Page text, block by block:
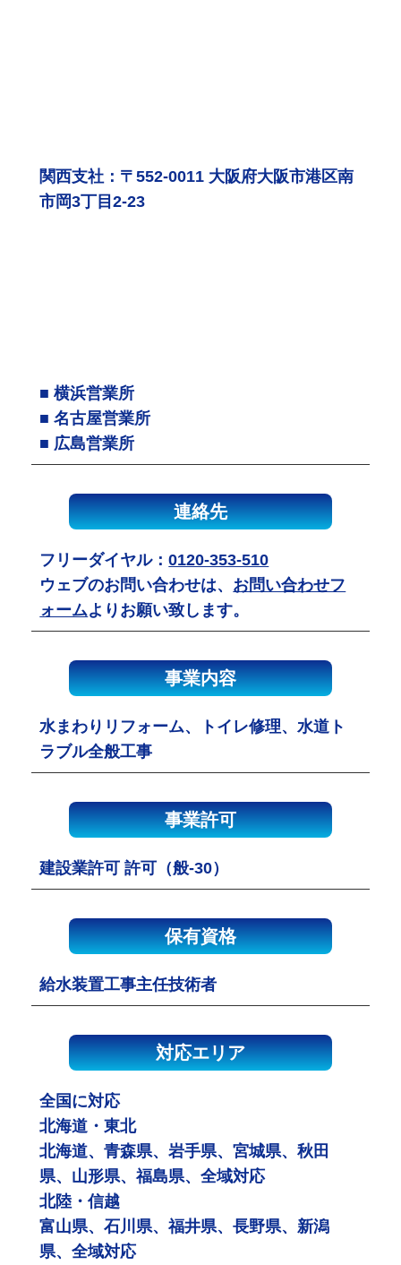
関西支社：〒552-0011 大阪府大阪市港区南
市岡3丁目2-23
■ 横浜営業所
■ 名古屋営業所
■ 広島営業所
連絡先
フリーダイヤル：0120-353-510
ウェブのお問い合わせは、 お問い合わせフ
ォームよりお願い致します。
事業内容
水まわりリフォーム、トイレ修理、水道ト
ラブル全般工事
事業許可
建設業許可 許可（般-30）
保有資格
給水装置工事主任技術者
対応エリア
全国に対応
北海道・東北
北海道、青森県、岩手県、宮城県、秋田
県、山形県、福島県、全域対応
北陸・信越
富山県、石川県、福井県、長野県、新潟
県、全域対応